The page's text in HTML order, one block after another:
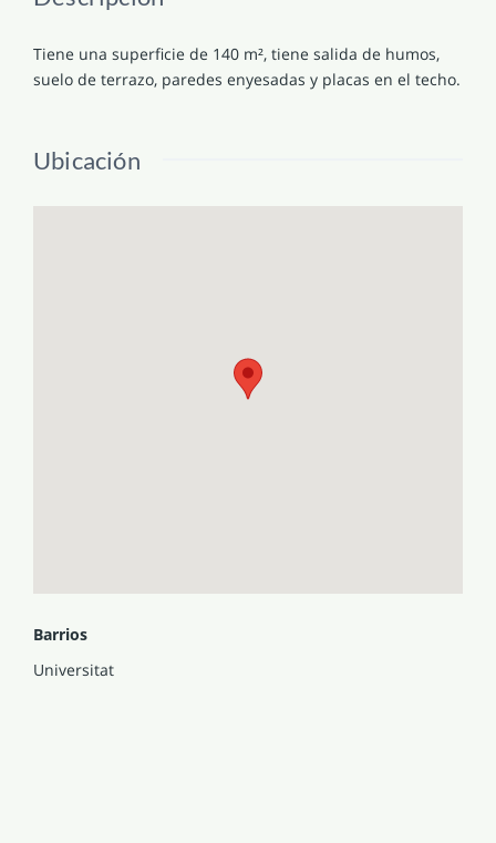
Tiene una superficie de 140 m², tiene salida de humos,
suelo de terrazo, paredes enyesadas y placas en el techo.
Ubicación
Barrios
Universitat